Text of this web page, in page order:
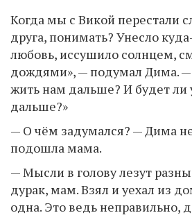
Когда мы с Викой перестали
друга, понимать? Унесло
любовь, иссушило солнцем,
дождями», — подумал Дима. —
жить нам дальше? И будет ли
дальше?»
— О чём задумался? — Дима
подошла мама.
— Мысли в голову лезут
дурак, мам. Взял и уехал из
одна. Это ведь неправильно,